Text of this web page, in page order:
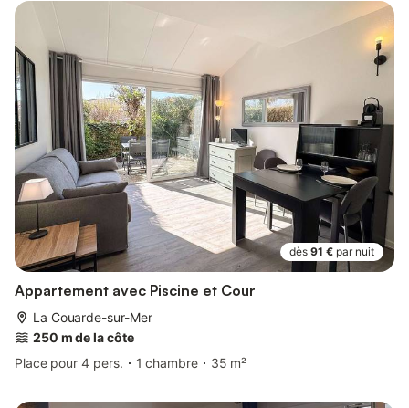
dès 91 € par nuit
Appartement avec Piscine et Cour
La Couarde-sur-Mer
250 m de la côte
Place pour 4 pers.
1 chambre 35 m²